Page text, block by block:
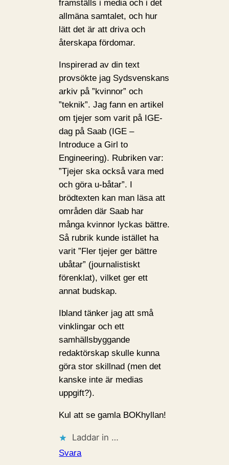
framställs i media och i det
allmäna samtalet, och hur
lätt det är att driva och
återskapa fördomar.
Inspirerad av din text
provsökte jag Sydsvenskans
arkiv på ”kvinnor” och
”teknik”. Jag fann en artikel
om tjejer som varit på IGE-
dag på Saab (IGE –
Introduce a Girl to
Engineering). Rubriken var:
”Tjejer ska också vara med
och göra u-båtar”. I
brödtexten kan man läsa att
områden där Saab har
många kvinnor lyckas bättre.
Så rubrik kunde istället ha
varit ”Fler tjejer ger bättre
ubåtar” (journalistiskt
förenklat), vilket ger ett
annat budskap.
Ibland tänker jag att små
vinklingar och ett
samhällsbyggande
redaktörskap skulle kunna
göra stor skillnad (men det
kanske inte är medias
uppgift?).
Kul att se gamla BOKhyllan!
Laddar in …
Svara